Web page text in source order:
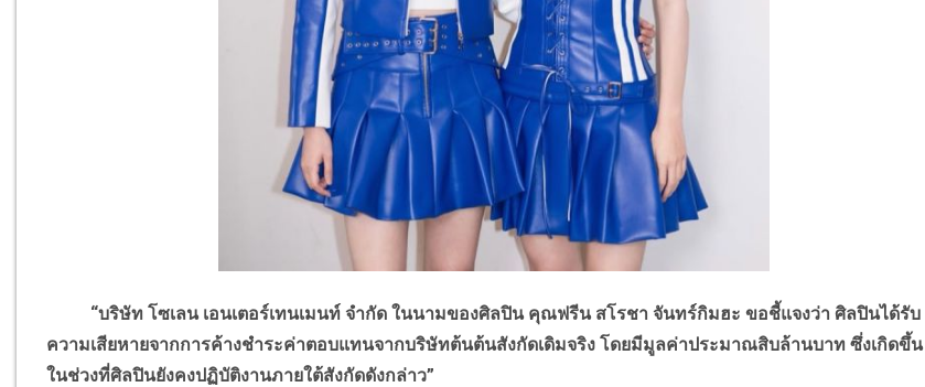
“บริษัท โซเลน เอนเตอร์เทนเมนท์ จำกัด ในนามของศิลปิน คุณฟรีน สโรชา จันทร์กิมฮะ ขอชี้แจงว่า ศิลปินได้รับ
ความเสียหายจากการค้างชำระค่าตอบแทนจากบริษัทต้นต้นสังกัดเดิมจริง โดยมีมูลค่าประมาณสิบล้านบาท ซึ่งเกิดขึ้น
ในช่วงที่ศิลปินยังคงปฏิบัติงานภายใต้สังกัดดังกล่าว”